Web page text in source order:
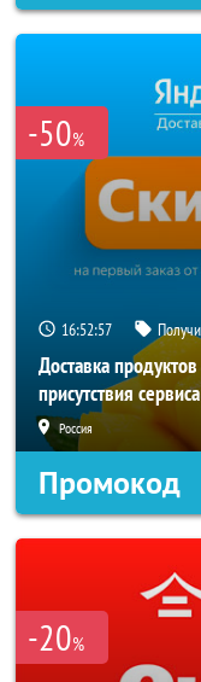
-50%
16:52:57
Доставка
присутствия сервиса
Россия
Промокод
-20%